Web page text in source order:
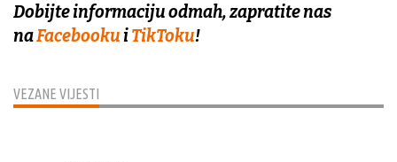
VEZANE VIJESTI
Dobijte informaciju odmah, zapratite nas
naFacebookuiTikToku!